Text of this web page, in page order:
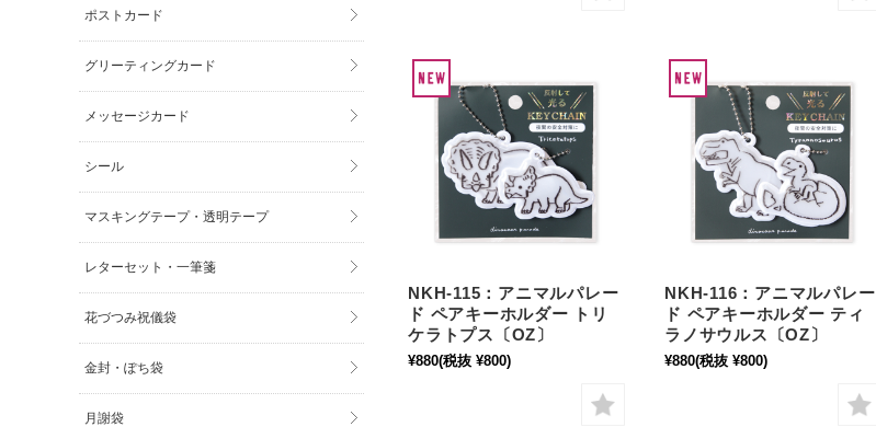
NKH-115：アニマルパレー
ド ペアキーホルダー トリ
ケラトプス〔OZ〕
¥880(税抜 ¥800)
NKH-116：アニマルパレー
ド ペアキーホルダー ティ
ラノサウルス〔OZ〕
¥880(税抜 ¥800)
ポストカード
グリーティングカード
メッセージカード
シール
マスキングテープ・透明テープ
レターセット・一筆箋
花づつみ祝儀袋
金封・ぽち袋
月謝袋